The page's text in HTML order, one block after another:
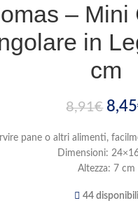
– Mini
in
cm
8,91€ 8,45
pane o altri alimenti,
Dimensioni:
Altezza: 7 cm
44 disponibili